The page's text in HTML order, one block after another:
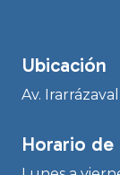
Ubicación
Av.
Horario